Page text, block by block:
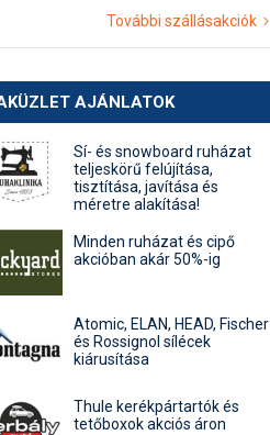
További szállásakciók
AJÁNLATOK
Sí- és snowboard ruházat
teljeskörű felújítása,
tisztítása, javítása és
méretre alakítása!
Minden ruházat és cipő
akcióban akár 50%-ig
Atomic, ELAN, HEAD, Fischer
és Rossignol sílécek
kiárusítása
Thule kerékpártartók és
tetőboxok akciós áron